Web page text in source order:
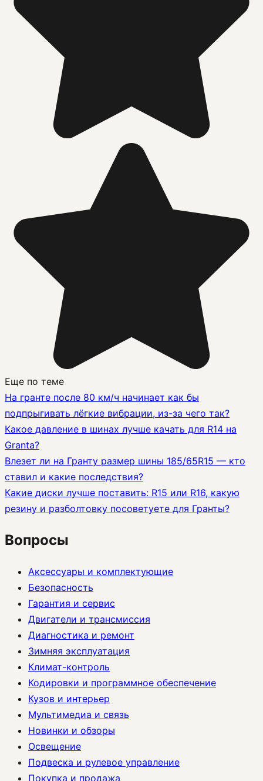
Еще по теме
На гранте после 80 км/ч начинает как бы
подпрыгивать лёгкие вибрации, из-за чего так?
Какое давление в шинах лучше качать для R14 на
Granta?
Влезет ли на Гранту размер шины 185/65R15 — кто
ставил и какие последствия?
Какие диски лучше поставить: R15 или R16, какую
резину и разболтовку посоветуете для Гранты?
Вопросы
Аксессуары и комплектующие
Безопасность
Гарантия и сервис
Двигатели и трансмиссия
Диагностика и ремонт
Зимняя эксплуатация
Климат-контроль
Кодировки и программное обеспечение
Кузов и интерьер
Мультимедиа и связь
Новинки и обзоры
Освещение
Подвеска и рулевое управление
Покупка и продажа